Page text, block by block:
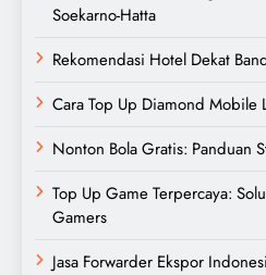
Soekarno-Hatta
Rekomendasi Hotel Dekat
Cara Top Up Diamond Mobile
Nonton Bola Gratis: Panduan
Top Up Game Terpercaya:
Gamers
Jasa Forwarder Ekspor